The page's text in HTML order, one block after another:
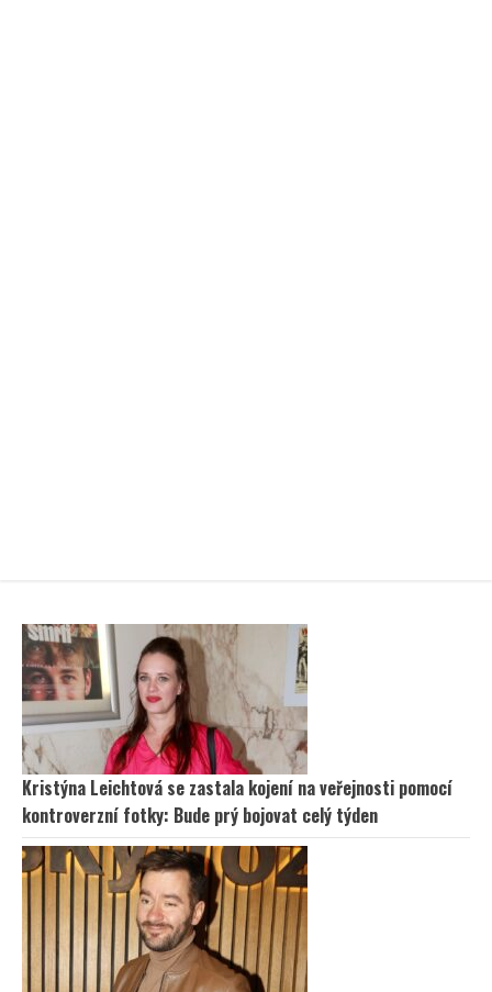
Kristýna Leichtová se zastala kojení na veřejnosti pomocí
kontroverzní fotky: Bude prý bojovat celý týden